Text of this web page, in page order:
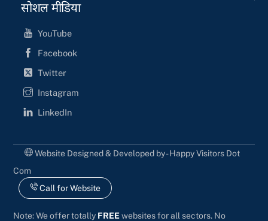
सोशल मीडिया
YouTube
Facebook
Twitter
Instagram
LinkedIn
Website Designed & Developed by - Happy Visitors Dot
Com
Call for Website
Note: We offer totally FREE websites for all sectors. No